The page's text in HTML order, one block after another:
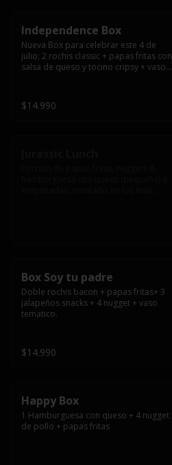
Independence Box
Nueva Box para celebrar este 4 de
julio; 2 rochis classic + papas fritas con
salsa de queso y tocino cripsy + vaso
$14.990
Box Soy tu padre
Doble rochis bacon + papas fritas+ 3
jalapeños snacks + 4 nugget + vaso
tematico.
$14.990
Happy Box
1 Hamburguesa con queso + 4 nugget
de pollo + papas fritas